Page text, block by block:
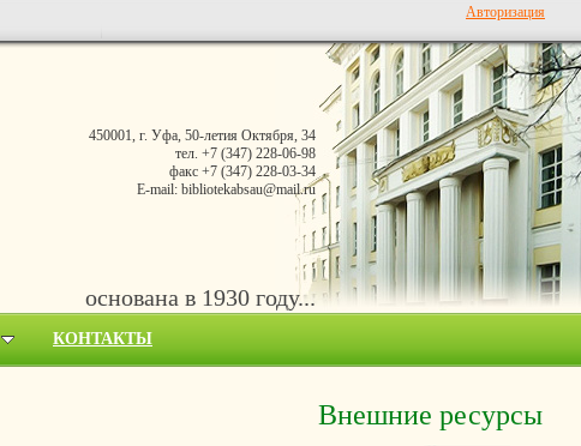
Авторизация
450001, г. Уфа, 50-летия Октября, 34
тел. +7 (347) 228-06-98
факс +7 (347) 228-03-34
E-mail: bibliotekabsau@mail.ru
основана в 1930 году...
КОНТАКТЫ
Внешние ресурсы